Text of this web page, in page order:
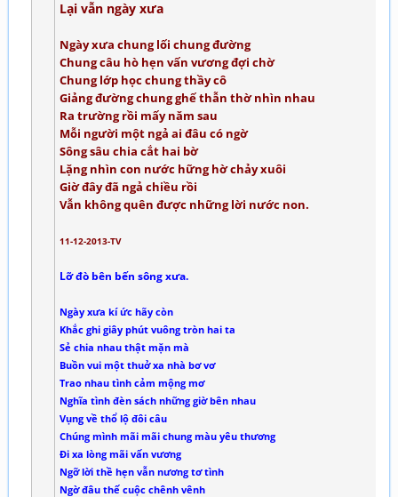
Lại vẫn ngày xưa
Ngày xưa chung lối chung đường
Chung câu hò hẹn vấn vương đợi chờ
Chung lớp học chung thầy cô
Giảng đường chung ghế thẫn thờ nhìn nhau
Ra trường rồi mấy năm sau
Mỗi người một ngả ai đâu có ngờ
Sông sâu chia cắt hai bờ
Lặng nhìn con nước hững hờ chảy xuôi
Giờ đây đã ngả chiều rồi
Vẫn không quên được những lời nước non.
11-12-2013-TV
Lỡ đò bên bến sông xưa.
Ngày xưa kí ức hãy còn
Khắc ghi giây phút vuông tròn hai ta
Sẻ chia nhau thật mặn mà
Buồn vui một thuở xa nhà bơ vơ
Trao nhau tình cảm mộng mơ
Nghĩa tình đèn sách những giờ bên nhau
Vụng về thổ lộ đôi câu
Chúng mình mãi mãi chung màu yêu thương
Đi xa lòng mãi vấn vương
Ngỡ lời thề hẹn vẫn nương tơ tình
Ngờ đâu thế cuộc chênh vênh